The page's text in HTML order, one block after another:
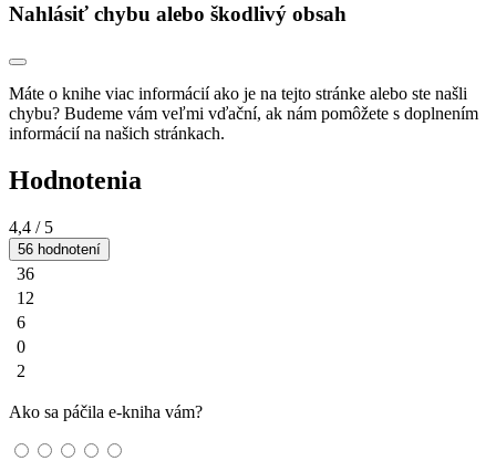
Nahlásiť chybu alebo škodlivý obsah
Máte o knihe viac informácií ako je na tejto stránke alebo ste našli
chybu? Budeme vám veľmi vďační, ak nám pomôžete s doplnením
informácií na našich stránkach.
Hodnotenia
4,4 / 5
56 hodnotení
36
12
6
0
2
Ako sa páčila e-kniha vám?